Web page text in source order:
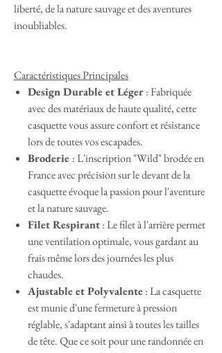
liberté, de la nature sauvage et des aventures
inoubliables.
Caractéristiques Principales
Design Durable et Léger: Fabriquée
avec des matériaux de haute qualité, cette
casquette vous assure confort et résistance
lors de toutes vos escapades.
Broderie : L'inscription "Wild" brodée en
France avec précision sur le devant de la
casquette évoque la passion pour l'aventure
et la nature sauvage.
Filet Respirant: Le filet à l'arrière permet
une ventilation optimale, vous gardant au
frais même lors des journées les plus
chaudes.
Ajustable et Polyvalente: La casquette
est munie d'une fermeture à pression
réglable, s'adaptant ainsi à toutes les tailles
de tête. Que ce soit pour une randonnée en